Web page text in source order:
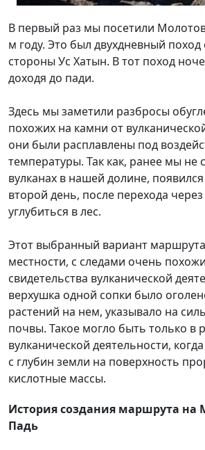
В первый раз мы посетили
м году. Это был двухдневный поход
стороны Ус Хатын. В тот поход
доходя до пади.
Здесь мы заметили разбросы
похожих на камни от
они были расплавлены под
температуры. Так как, ранее мы не
вулканах в нашей долине,
второй день, после перехода
углубиться в лес.
Этот выбранный вариант
местности, с следами очень
свидетельства вулканической
верхушка одной сопки было
растений на нем, указывало на
почвы. Такое могло быть только в
вулканической деятельности,
с глубин земли на поверхность
кислотные массы.
История создания маршрута на
Падь